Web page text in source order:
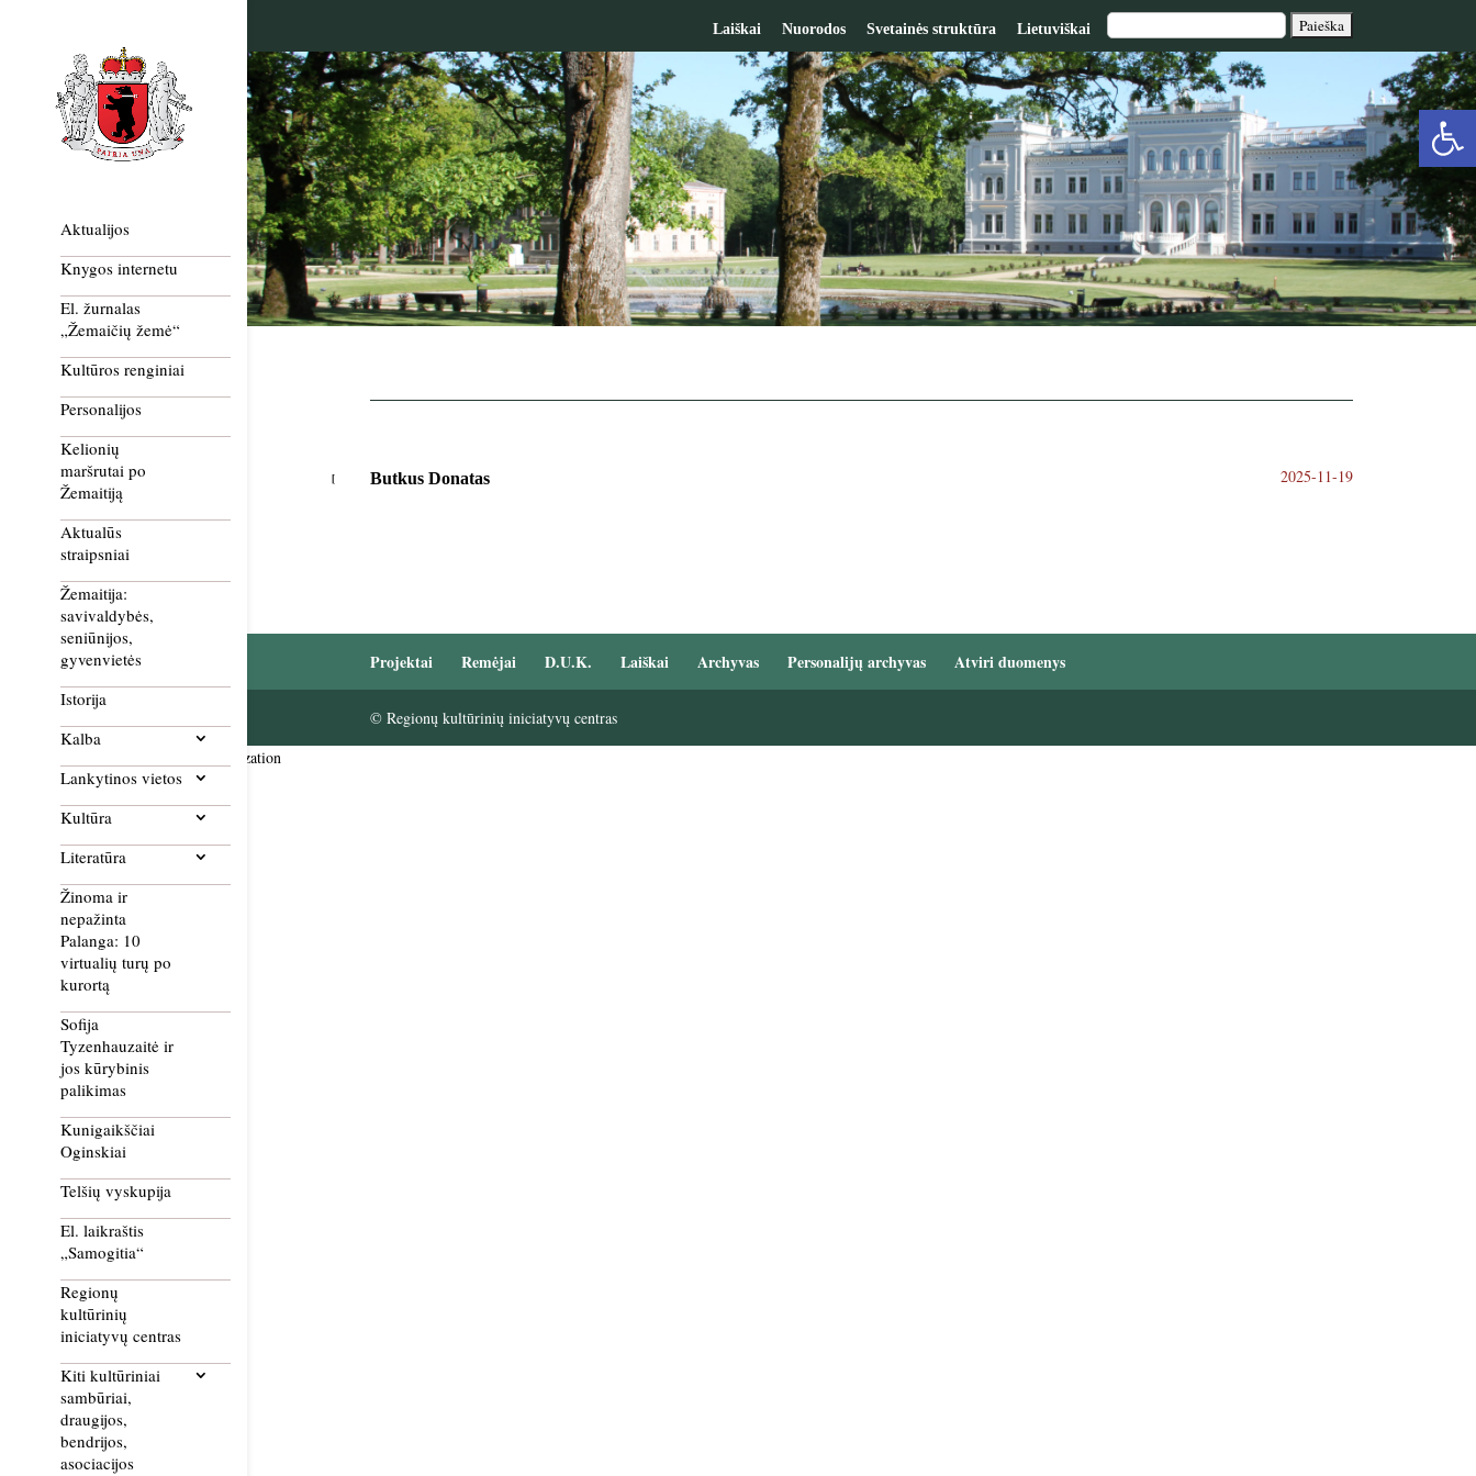
Laiškai Nuorodos Svetainės struktūra Lietuviškai
Aktualijos
Knygos internetu
El. žurnalas
„Žemaičių žemė“
Kultūros renginiai
Personalijos
Kelionių
maršrutai po
Žemaitiją
Aktualūs
straipsniai
Žemaitija:
savivaldybės,
seniūnijos,
gyvenvietės
Istorija
Kalba
Lankytinos vietos
Kultūra
Literatūra
Žinoma ir
nepažinta
Palanga: 10
virtualių turų po
kurortą
Sofija
Tyzenhauzaitė ir
jos kūrybinis
palikimas
Kunigaikščiai
Oginskiai
Telšių vyskupija
El. laikraštis
„Samogitia“
Regionų
kultūrinių
iniciatyvų centras
Kiti kultūriniai
sambūriai,
draugijos,
bendrijos,
asociacijos
Butkus Donatas 2025-11-19
Projektai Remėjai D.U.K. Laiškai Archyvas Personalijų archyvas Atviri duomenys
© Regionų kultūrinių iniciatyvų centras
Smush Image Compression and Optimization